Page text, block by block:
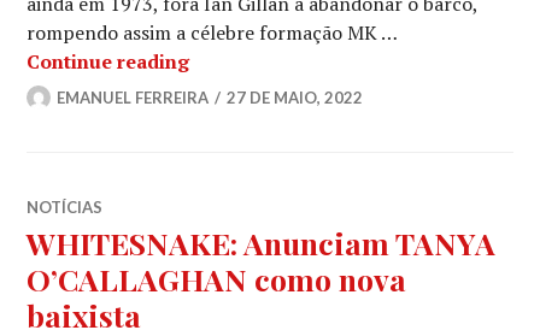
rompendo assim a célebre formação MK …
Continue readingAQUELA VERSÃO #41: DAVID
EMANUEL FERREIRA 27 DE MAIO, 2022
NOTÍCIAS
WHITESNAKE: Anunciam TANYA
O’CALLAGHAN como nova
baixista